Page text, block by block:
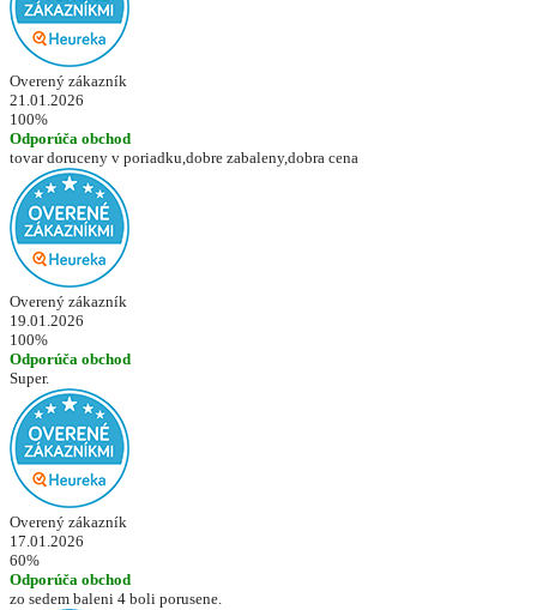
Overený zákazník
21.01.2026
100%
Odporúča obchod
tovar doruceny v poriadku,dobre zabaleny,dobra cena
Overený zákazník
19.01.2026
100%
Odporúča obchod
Super.
Overený zákazník
17.01.2026
60%
Odporúča obchod
zo sedem baleni 4 boli porusene.